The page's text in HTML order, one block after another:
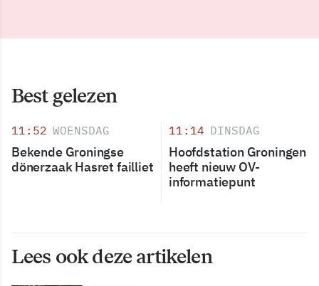
Best gelezen
11:52 WOENSDAG
Bekende Groningse
dönerzaak Hasret failliet
11:14 DINSDAG
Hoofdstation Groningen
heeft nieuw OV-
informatiepunt
Lees ook deze artikelen